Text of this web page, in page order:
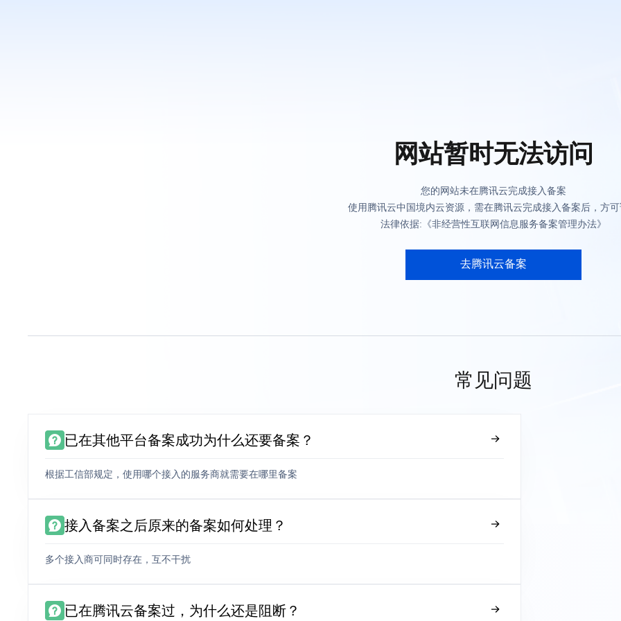
网站暂时无法访问
您的网站未在腾讯云完成接入备案
使用腾讯云中国境内云资源，需在腾讯云完成接入备案后，方
法律依据:《非经营性互联网信息服务备案管理办法》
去腾讯云备案
常见问题
已在其他平台备案成功为什么还要备案？
根据工信部规定，使用哪个接入的服务商就需要在哪里备案
接入备案之后原来的备案如何处理？
多个接入商可同时存在，互不干扰
已在腾讯云备案过，为什么还是阻断？